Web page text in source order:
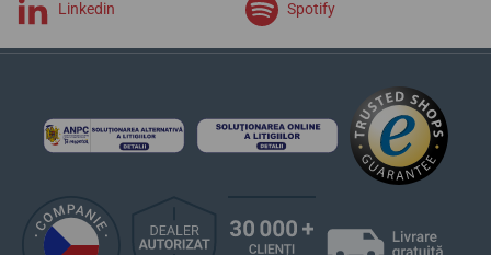
Linkedin Spotify